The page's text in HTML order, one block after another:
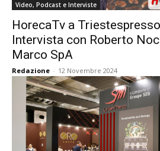
Video, Podcast e Interviste
HorecaTv a
Intervista con Roberto
Marco SpA
Redazione - 12 Novembre 2024